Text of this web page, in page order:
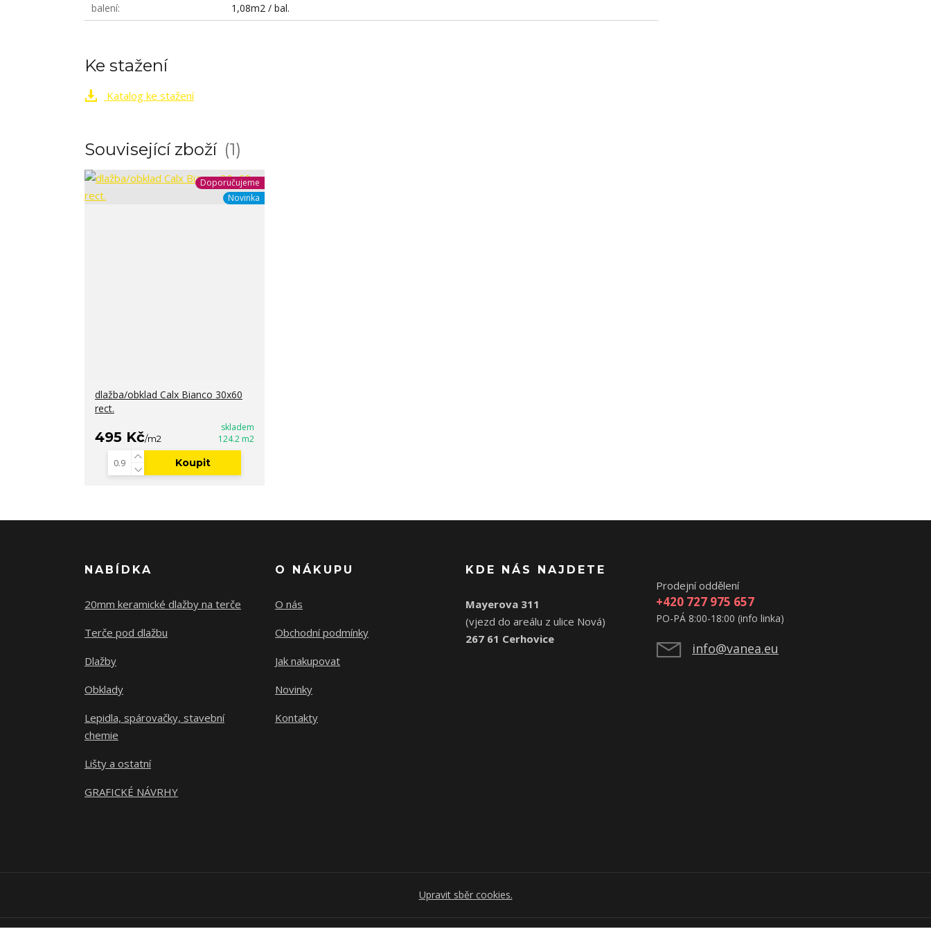
balení
1,08m2 / bal.
Ke stažení
Katalog ke stažení
Související zboží 1
Doporučujeme
Novinka
dlažba/obklad Calx Bianco 30x60
rect.
495 Kč/m2
skladem
124.2 m2
Koupit
NABÍDKA
20mm keramické dlažby na terče
Terče pod dlažbu
Dlažby
Obklady
Lepidla, spárovačky, stavební
chemie
Lišty a ostatní
GRAFICKÉ NÁVRHY
O NÁKUPU
O nás
Obchodní podmínky
Jak nakupovat
Novinky
Kontakty
KDE NÁS NAJDETE
Mayerova 311
(vjezd do areálu z ulice Nová)
267 61 Cerhovice
Prodejní oddělení
+420 727 975 657
PO-PÁ 8:00-18:00 (info linka)
info@vanea.eu
Upravit sběr cookies.